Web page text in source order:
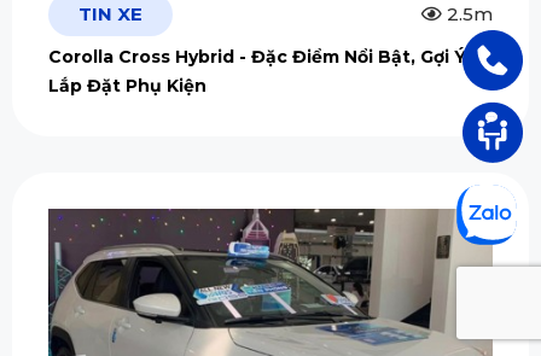
TIN XE 2.5m
Corolla Cross Hybrid - Đặc Điểm Nổi Bật, Gợi Ý
Lắp Đặt Phụ Kiện